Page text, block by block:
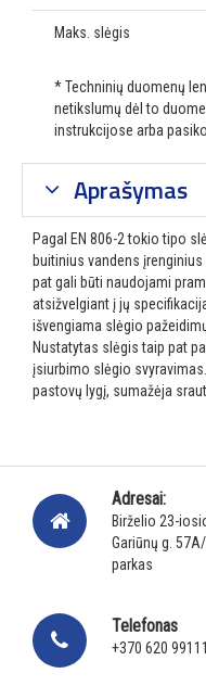
Maks. slėgis
* Techninių duomenų
netikslumų dėl to
instrukcijose arba
Aprašymas
Pagal EN 806-2 tokio tipo
buitinius vandens
pat gali būti naudojami
atsižvelgiant į jų
išvengiama slėgio
Nustatytas slėgis taip pat
įsiurbimo slėgio
pastovų lygį, sumažėja
Adresai:
Birželio 23-
Gariūnų g.
parkas
Telefonas
+370 620 99111